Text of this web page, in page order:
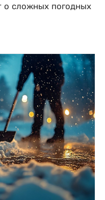
о сложных погодных